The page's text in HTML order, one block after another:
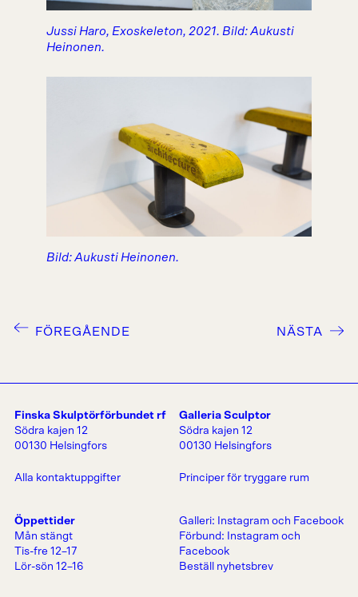
Jussi Haro, Exoskeleton, 2021. Bild: Aukusti
Heinonen.
Bild: Aukusti Heinonen.
FÖREGÅENDE NÄSTA
Finska Skulptörförbundet rf
Södra kajen 12
00130 Helsingfors
Alla kontaktuppgifter
Galleria Sculptor
Södra kajen 12
00130 Helsingfors
Principer för tryggare rum
Öppettider
Mån stängt
Tis-fre 12–17
Lör-sön 12–16
Galleri: Instagram och Facebook
Förbund:
Instagram och
Facebook
Beställ nyhetsbrev